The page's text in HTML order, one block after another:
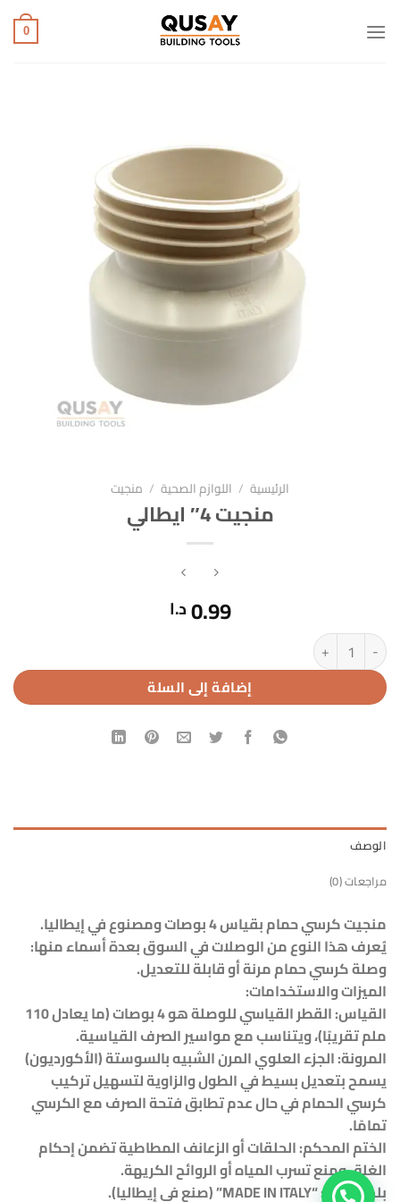
للمحتوى
0
الرئيسية / اللوازم الصحية / منجيت
منجيت 4″ ايطالي
0.99د.ا
كمية منجيت 4" ايطالي
إضافة إلى السلة
الوصف
مراجعات (0)
منجيت كرسي حمام بقياس 4 بوصات ومصنوع في إيطاليا.
يُعرف هذا النوع من الوصلات في السوق بعدة أسماء منها:
وصلة كرسي حمام مرنة أو قابلة للتعديل.
الميزات والاستخدامات:
القياس: القطر القياسي للوصلة هو 4 بوصات (ما يعادل 110
ملم تقريبًا)، ويتناسب مع مواسير الصرف القياسية.
المرونة: الجزء العلوي المرن الشبيه بالسوستة (الأكورديون)
يسمح بتعديل بسيط في الطول والزاوية لتسهيل تركيب
كرسي الحمام في حال عدم تطابق فتحة الصرف مع الكرسي
تمامًا.
الختم المحكم: الحلقات أو الزعانف المطاطية تضمن إحكام
الغلق ومنع تسرب المياه أو الروائح الكريهة.
بلد المنشأ: “MADE IN ITALY” (صنع في إيطاليا).